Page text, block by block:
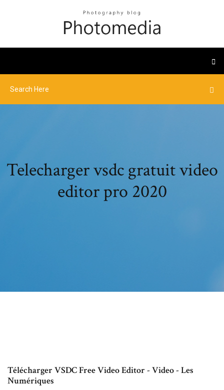
Telecharger vsdc gratuit video
editor pro 2020
Télécharger VSDC Free Video Editor - Video - Les
Numériques